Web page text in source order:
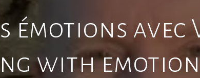
émotions avec
with